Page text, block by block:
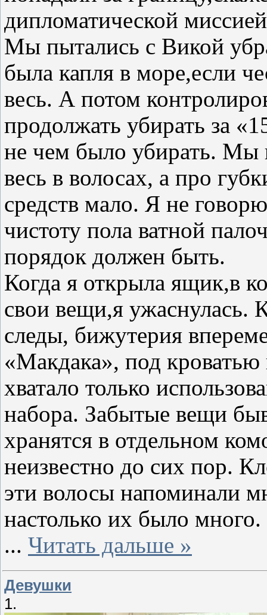
дипломатической
Мы пытались с Викой
была капля в море,если
весь. А потом
продолжать убирать за
не чем было убирать. Мы
весь в волосах, а про
средств мало. Я не
чистоту пола ватной
порядок должен быть.
Когда я открыла ящик,в
свои вещи,я ужаснулась.
следы, бижутерия
«Макдака», под кроватью
хватало только
набора. Забытые вещи
хранятся в отдельном
неизвестно до сих пор.
эти волосы напоминали
настолько их было много.
... Читать дальше »
Девушки
1.